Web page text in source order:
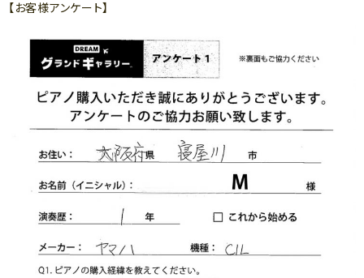
【お客様アンケート】